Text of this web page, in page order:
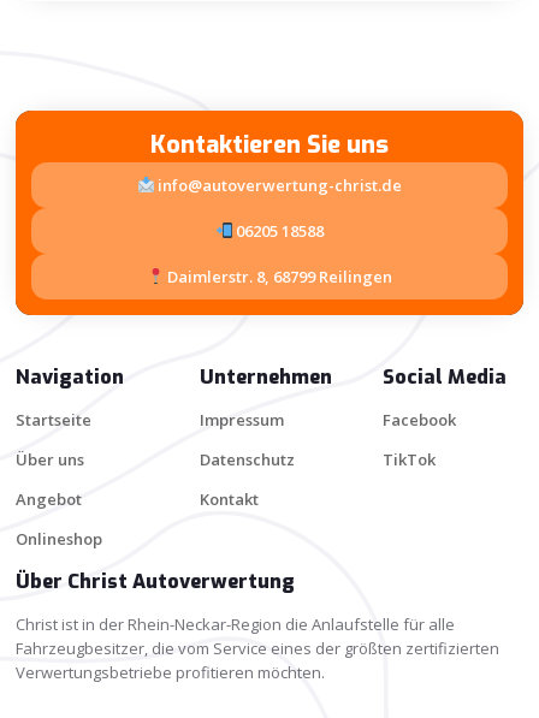
Kontaktieren Sie uns
info@autoverwertung-christ.de
06205 18588
Daimlerstr. 8, 68799 Reilingen
Navigation
Startseite
Über uns
Angebot
Onlineshop
Unternehmen
Impressum
Datenschutz
Kontakt
Social Media
Facebook
TikTok
Über Christ Autoverwertung
Christ ist in der Rhein-Neckar-Region die Anlaufstelle für alle
Fahrzeugbesitzer, die vom Service eines der größten zertifizierten
Verwertungsbetriebe profitieren möchten.